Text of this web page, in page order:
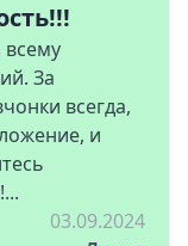
За
всегда,
и
03.09.2024